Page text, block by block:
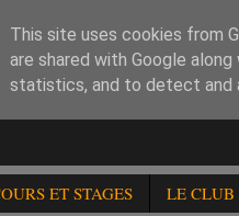
ET STAGES LE CLUB
This site uses cookies from
are shared with Google
statistics, and to detect and